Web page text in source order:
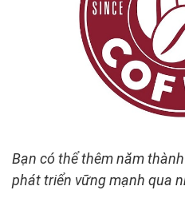
Bạn có thể thêm năm
phát triển vững mạnh qua